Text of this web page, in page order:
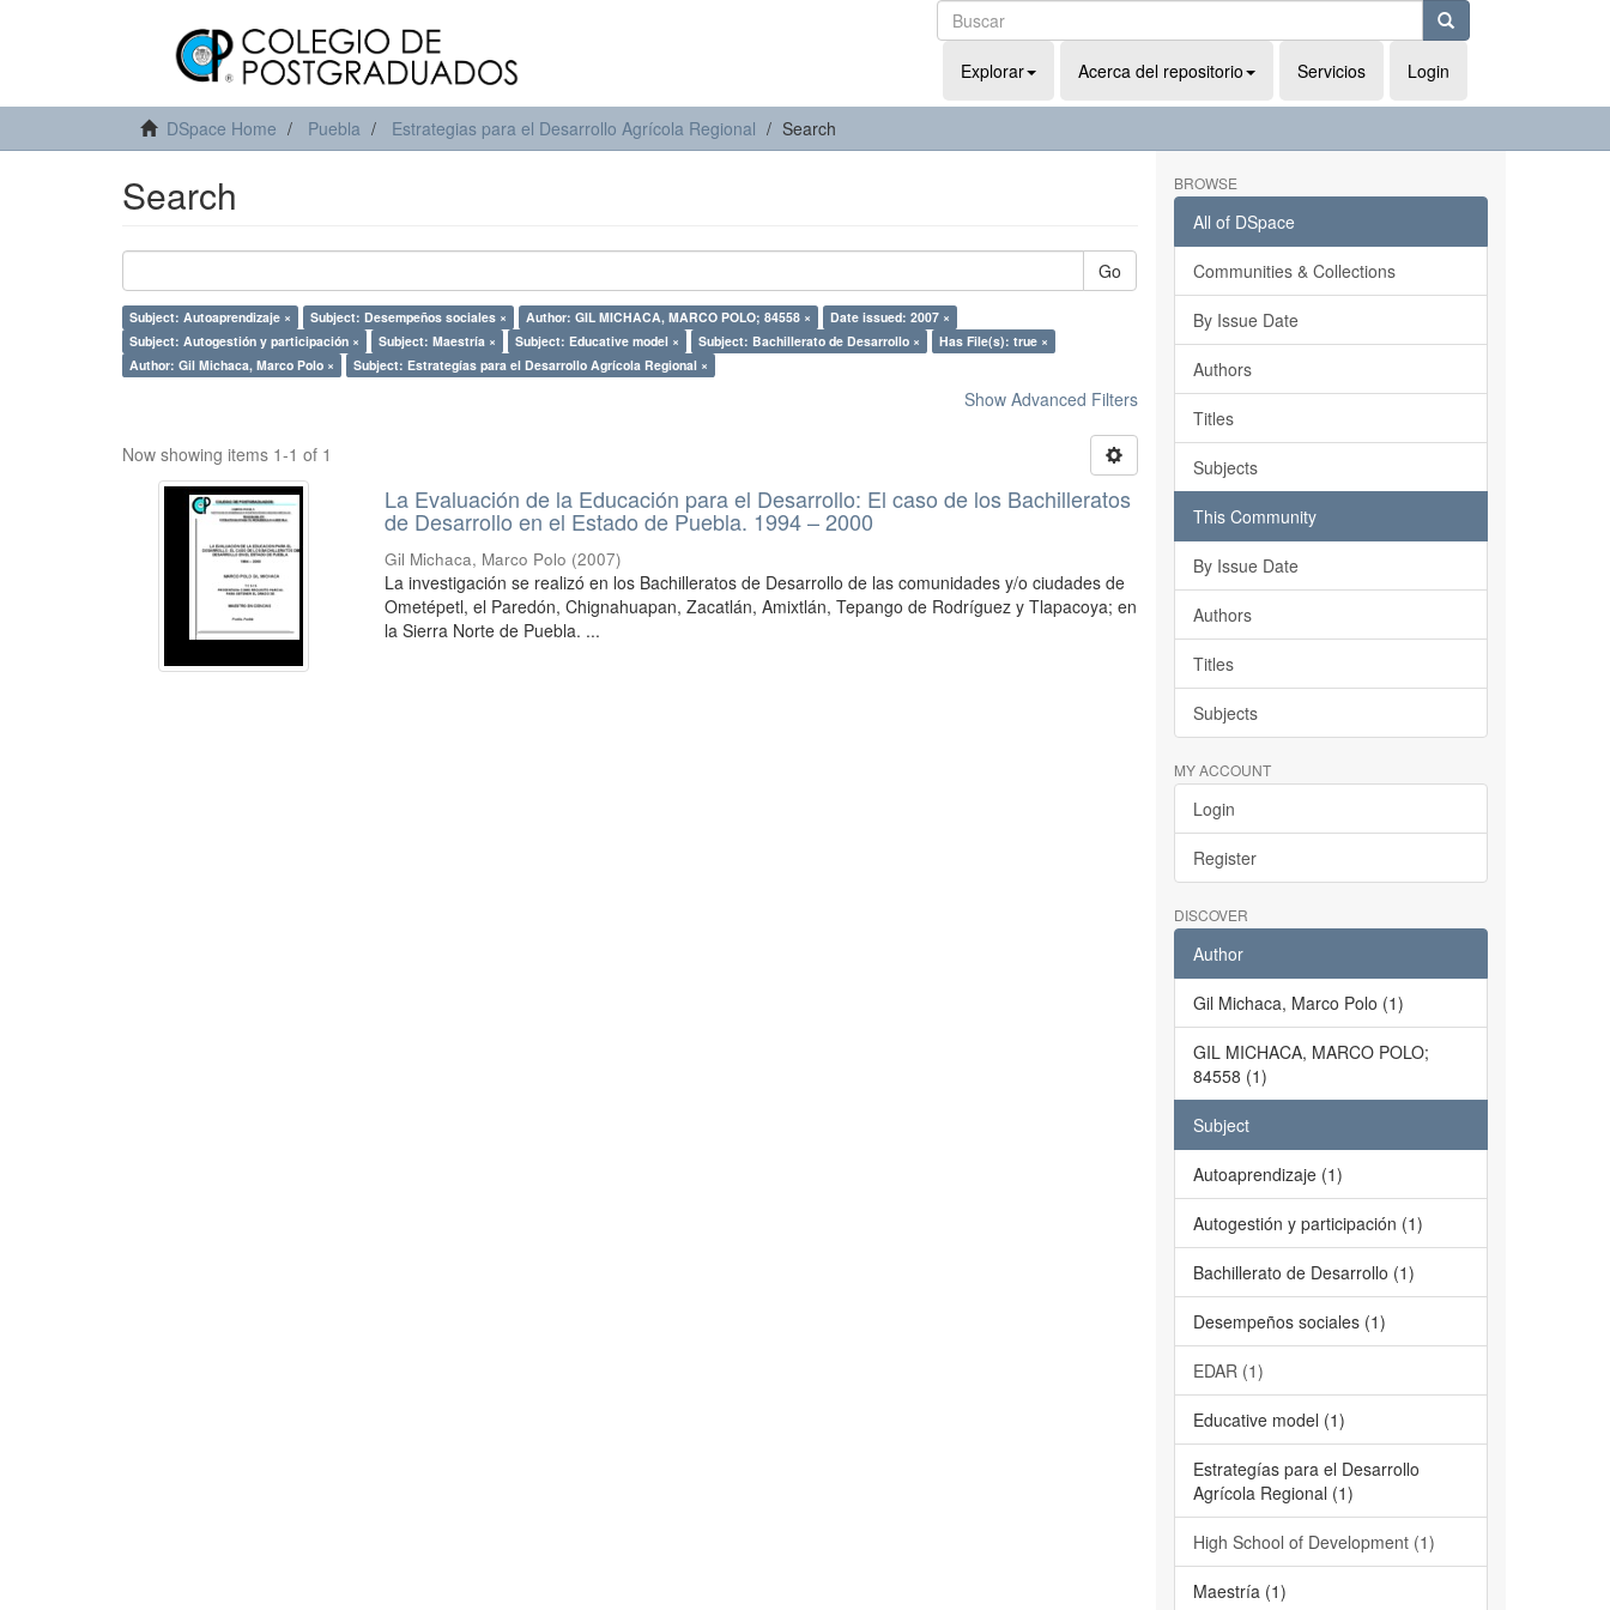
Explorar Acerca del repositorio Servicios Login
DSpace Home Puebla Estrategias para el Desarrollo Agrícola Regional Search
Search
Go
Subject: Autoaprendizaje × Subject: Desempeños sociales × Author: GIL MICHACA, MARCO POLO; 84558 ×
Date issued: 2007 ×
Subject: Autogestión y participación ×
Subject: Maestría × Subject: Educative model × Subject: Bachillerato de Desarrollo ×
Has File(s): true ×
Author: Gil Michaca, Marco Polo ×
Subject: Estrategías para el Desarrollo Agrícola Regional ×
Show Advanced Filters
Now showing items 1-1 of 1
La Evaluación de la Educación para el Desarrollo: El caso de los Bachilleratos
de Desarrollo en el Estado de Puebla. 1994 – 2000
Gil Michaca, Marco Polo (2007)
La investigación se realizó en los Bachilleratos de Desarrollo de las comunidades y/o ciudades de
Ometépetl, el Paredón, Chignahuapan, Zacatlán, Amixtlán, Tepango de Rodríguez y Tlapacoya; en
la Sierra Norte de Puebla. ...
BROWSE
All of DSpace
Communities & Collections
By Issue Date
Authors
Titles
Subjects
This Community
By Issue Date
Authors
Titles
Subjects
MY ACCOUNT
Login
Register
DISCOVER
Author
Gil Michaca, Marco Polo (1)
GIL MICHACA, MARCO POLO;
84558 (1)
Subject
Autoaprendizaje (1)
Autogestión y participación (1)
Bachillerato de Desarrollo (1)
Desempeños sociales (1)
EDAR (1)
Educative model (1)
Estrategías para el Desarrollo
Agrícola Regional (1)
High School of Development (1)
Maestría (1)